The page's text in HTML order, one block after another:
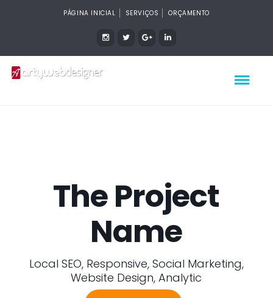
PÁGINA INICIAL SERVIÇOS ORÇAMENTO
The Project
Name
Local SEO, Responsive, Social Marketing,
Website Design, Analytic